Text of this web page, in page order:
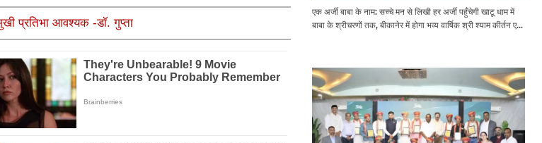
प्रतिभा आवश्यक -डॉ. गुप्ता
एक अर्जी बाबा के नाम: सच्चे मन से लिखी हर अर्जी पहुँचेगी खाटू धाम में
बाबा के श्रीचरणों तक, बीकानेर में होगा भव्य वार्षिक श्री श्याम कीर्तन एवं